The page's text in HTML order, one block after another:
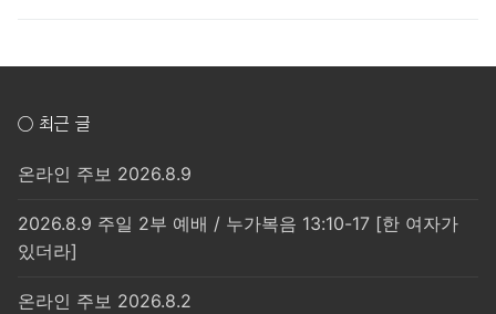
○ 최근 글
온라인 주보 2026.8.9
2026.8.9 주일 2부 예배 / 누가복음 13:10-17 [한 여자가
있더라]
온라인 주보 2026.8.2